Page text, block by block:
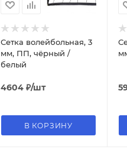
Сетка волейбольная, 3
мм, ПП, чёрный /
белый
4604 ₽/шт
В КОРЗИНУ